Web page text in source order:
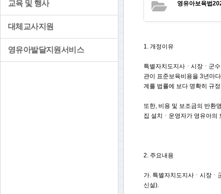
교육 및 행사
대체교사지원
영유아발달지원서비스
영유아보육법
1. 개정이유
특별자치도지사ㆍ시장ㆍ군
관이 표준보육비용을 3년마
계를 법률에 보다 명확히 규
또한, 비용 및 보조금의 반환
집 설치ㆍ운영자가 영유아의
2. 주요내용
가. 특별자치도지사ㆍ시장ㆍ
신설).